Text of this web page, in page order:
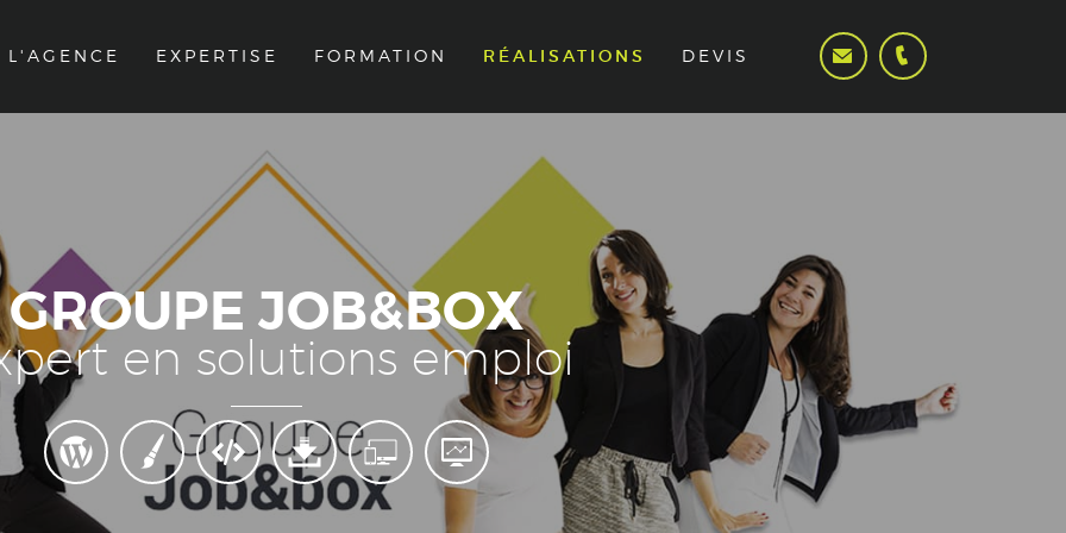
L'AGENCE EXPERTISE FORMATION RÉALISATIONS DEVIS
GROUPE JOB&BOX
en solutions emploi